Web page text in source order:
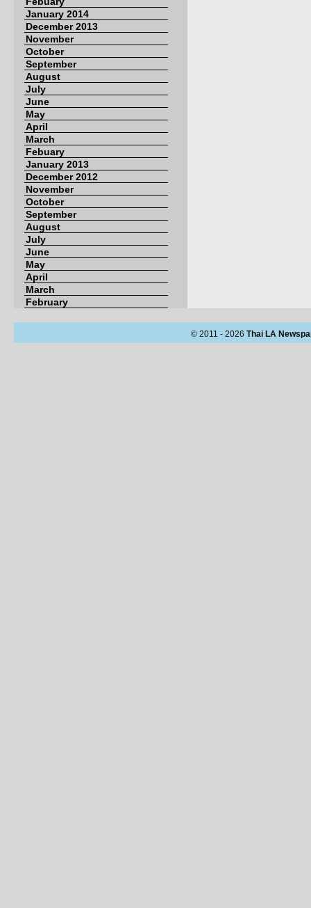
January 2014
December 2013
November
October
September
August
July
June
May
April
March
Febuary
January 2013
December 2012
November
October
September
August
July
June
May
April
March
February
© 2011 - 2026 Thai LA